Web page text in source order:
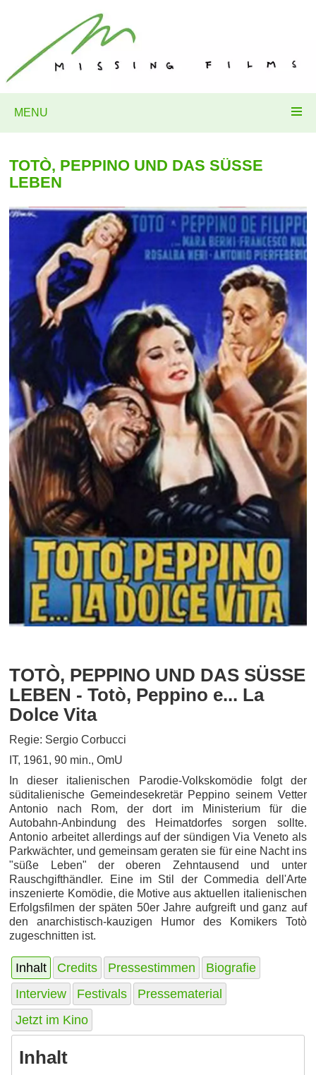
MENU
TOTÒ, PEPPINO UND DAS SÜSSE
LEBEN
TOTÒ, PEPPINO UND DAS SÜSSE
LEBEN - Totò, Peppino e... La
Dolce Vita
Regie: Sergio Corbucci
IT, 1961, 90 min., OmU
In dieser italienischen Parodie-Volkskomödie folgt der
süditalienische Gemeindesekretär Peppino seinem Vetter
Antonio nach Rom, der dort im Ministerium für die
Autobahn-Anbindung des Heimatdorfes sorgen sollte.
Antonio arbeitet allerdings auf der sündigen Via Veneto als
Parkwächter, und gemeinsam geraten sie für eine Nacht ins
"süße Leben" der oberen Zehntausend und unter
Rauschgifthändler. Eine im Stil der Commedia dell'Arte
inszenierte Komödie, die Motive aus aktuellen italienischen
Erfolgsfilmen der späten 50er Jahre aufgreift und ganz auf
den anarchistisch-kauzigen Humor des Komikers Totò
zugeschnitten ist.
Inhalt Credits Pressestimmen
Biografie
Interview
Festivals
Pressematerial
Jetzt im Kino
Inhalt